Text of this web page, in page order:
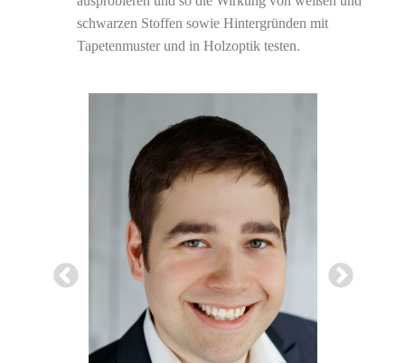
schwarzen Stoffen sowie Hintergründen mit
Tapetenmuster und in Holzoptik testen.